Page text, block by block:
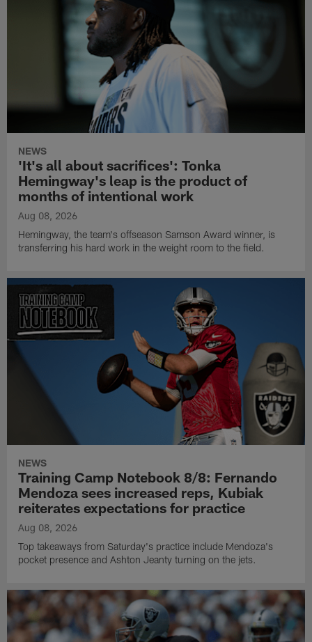
NEWS
'It's all about sacrifices': Tonka
Hemingway's leap is the product of
months of intentional work
Aug 08, 2026
Hemingway, the team's offseason Samson Award winner, is
transferring his hard work in the weight room to the field.
NEWS
Training Camp Notebook 8/8: Fernando
Mendoza sees increased reps, Kubiak
reiterates expectations for practice
Aug 08, 2026
Top takeaways from Saturday's practice include Mendoza's
pocket presence and Ashton Jeanty turning on the jets.